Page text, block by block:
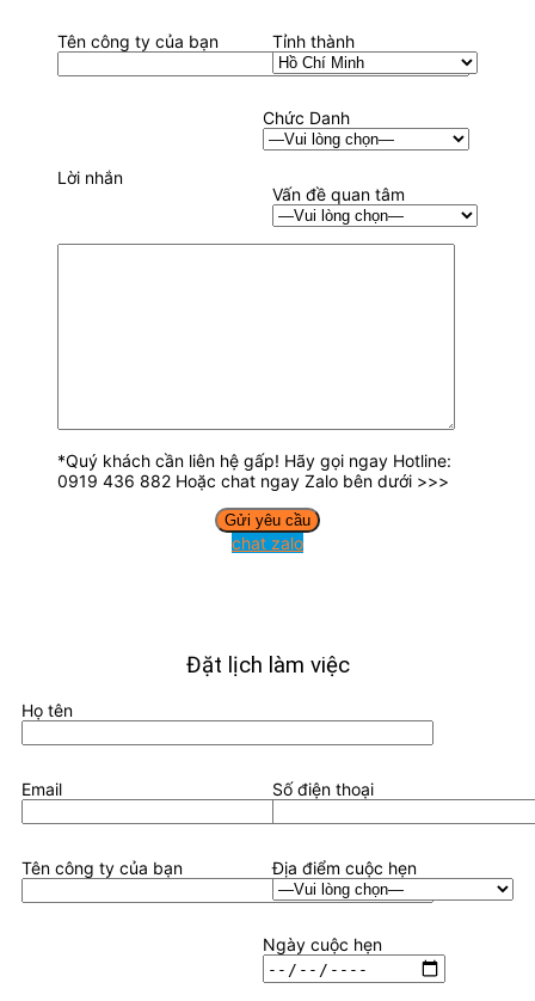
Tên công ty của bạn Tỉnh thành
Chức Danh
Vấn đề quan tâm
Lời nhắn
*Quý khách cần liên hệ gấp! Hãy gọi ngay Hotline:
0919 436 882 Hoặc chat ngay Zalo bên dưới >>>
chat zalo
Đặt lịch làm việc
Họ tên
Email Số điện thoại
Tên công ty của bạn Địa điểm cuộc hẹn
Ngày cuộc hẹn